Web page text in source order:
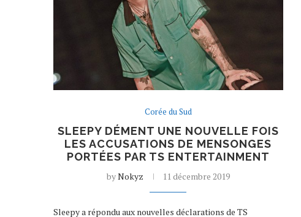
Corée du Sud
SLEEPY DÉMENT UNE NOUVELLE FOIS
LES ACCUSATIONS DE MENSONGES
PORTÉES PAR TS ENTERTAINMENT
byNokyz 11 décembre 2019
Sleepy a répondu aux nouvelles déclarations de TS